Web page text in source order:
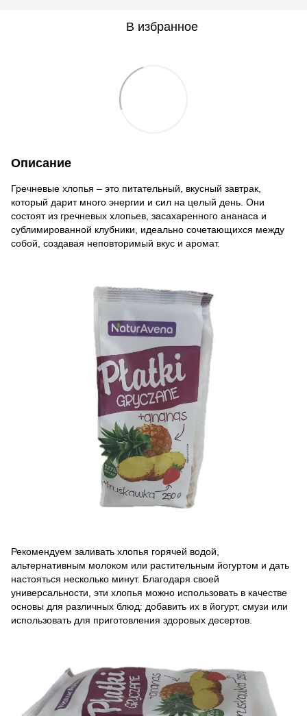
В избранное
Описание
Гречневые хлопья – это питательный, вкусный завтрак,
который дарит много энергии и сил на целый день. Они
состоят из гречневых хлопьев, засахаренного ананаса и
сублимированной клубники, идеально сочетающихся между
собой, создавая неповторимый вкус и аромат.
Рекомендуем заливать хлопья горячей водой,
альтернативным молоком или растительным йогуртом и дать
настояться несколько минут. Благодаря своей
универсальности, эти хлопья можно использовать в качестве
основы для различных блюд: добавить их в йогурт, смузи или
использовать для приготовления здоровых десертов.